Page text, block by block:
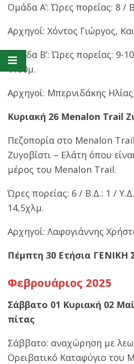
Ομάδα Α’: Ώρες πορείας: 8 /
Αρχηγοί: Χόντος Γιώργος,
Ομάδα Β’: Ώρες πορείας: 9-
1100μ.
Αρχηγοί: Μπερνιδάκης
Κυριακή 26 Menalon Trail
Πεζοπορία στο Menalon
Ζυγοβίστι – Ελάτη όπου
μέρος του Menalon Trail.
Ώρες πορείας: 6 / Β.Δ.: 1 /
14,5χλμ.
Αρχηγοί: Λαφογιάννης
Πέμπτη 30 Ετήσια ΓΕΝΙΚΗ
Φεβρουάριος 2025
Σάββατο 01 Κυριακή 02
πίτας
Σάββατο: αναχώρηση με
Ορειβατικό Καταφύγιο του